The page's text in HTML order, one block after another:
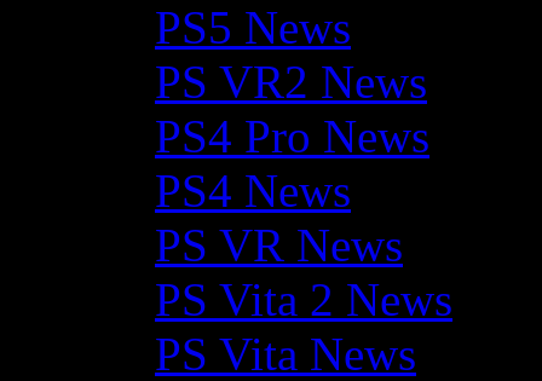
PS5 News
PS VR2 News
PS4 Pro News
PS4 News
PS VR News
PS Vita 2 News
PS Vita News